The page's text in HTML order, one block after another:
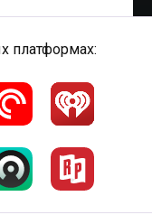
платформах: